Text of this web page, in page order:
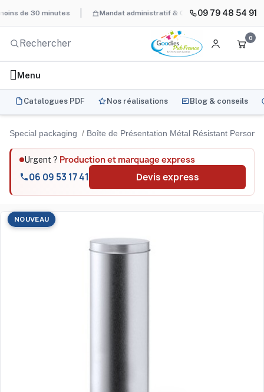
30 minutes Mandat administratif & Chorus Pro BAT
09 79 48 54 91
0
Menu
Catalogues PDF Nos réalisations Blog & conseils
Special packaging Boîte de Présentation Métal Résistant
Urgent ? Production et marquage express
06 09 53 17 41 Devis express
NOUVEAU